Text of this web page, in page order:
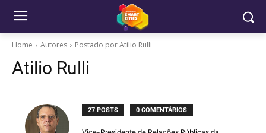
Home Autores Postado por Atilio Rulli
Atilio Rulli
27 POSTS 0 COMENTÁRIOS